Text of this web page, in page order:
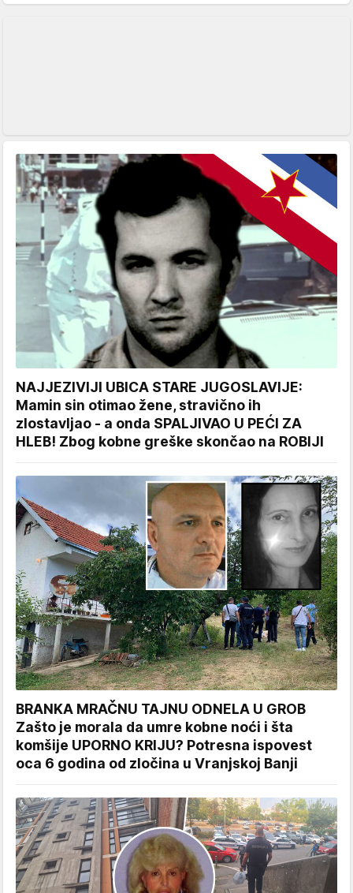
NAJJEZIVIJI UBICA STARE JUGOSLAVIJE:
Mamin sin otimao žene, stravično ih
zlostavljao - a onda SPALJIVAO U PEĆI ZA
HLEB! Zbog kobne greške skončao na ROBIJI
BRANKA MRAČNU TAJNU ODNELA U GROB
Zašto je morala da umre kobne noći i šta
komšije UPORNO KRIJU? Potresna ispovest
oca 6 godina od zločina u Vranjskoj Banji